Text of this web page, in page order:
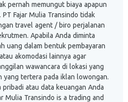
pernah memungut biaya apapun
Fajar Mulia Transindo tidak
travel agent / biro perjalanan
Apabila Anda diminta
uang dalam bentuk pembayaran
akomodasi lainnya agar
wawancara di lokasi yang
yang tertera pada iklan lowongan.
atau data keuangan Anda
Mulia Transindo is a trading and